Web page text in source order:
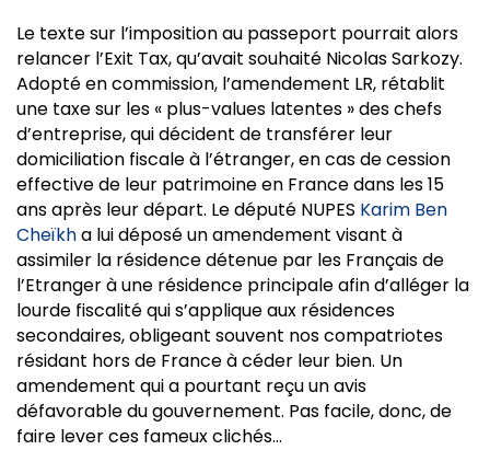
Le texte sur l’imposition au passeport pourrait alors
relancer l’Exit Tax, qu’avait souhaité Nicolas Sarkozy.
Adopté en commission, l’amendement LR, rétablit
une taxe sur les « plus-values latentes » des chefs
d’entreprise, qui décident de transférer leur
domiciliation fiscale à l’étranger, en cas de cession
effective de leur patrimoine en France dans les 15
ans après leur départ. Le député NUPES Karim Ben
Cheïkha lui déposé un amendement visant à
assimiler la résidence détenue par les Français de
l’Etranger à une résidence principale afin d’alléger la
lourde fiscalité qui s’applique aux résidences
secondaires, obligeant souvent nos compatriotes
résidant hors de France à céder leur bien. Un
amendement qui a pourtant reçu un avis
défavorable du gouvernement. Pas facile, donc, de
faire lever ces fameux clichés…